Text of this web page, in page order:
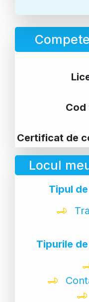
Cod
Certificat de
Locul
Tipul
Tipurile